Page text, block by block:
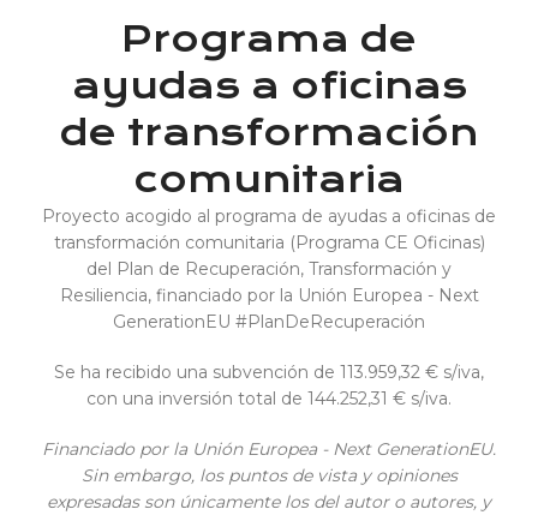
Programa de
ayudas a oficinas
de transformación
comunitaria
Proyecto acogido al programa de ayudas a oficinas de
transformación comunitaria (Programa CE Oficinas)
del Plan de Recuperación, Transformación y
Resiliencia, financiado por la Unión Europea - Next
GenerationEU #PlanDeRecuperación
Se ha recibido una subvención de 113.959,32 € s/iva,
con una inversión total de 144.252,31 € s/iva.
Financiado por la Unión Europea - Next GenerationEU.
Sin embargo, los puntos de vista y opiniones
expresadas son únicamente los del autor o autores, y